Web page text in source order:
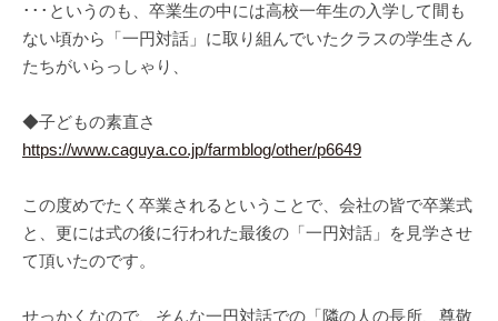
･･･というのも、卒業生の中には高校一年生の入学して間も
ない頃から「一円対話」に取り組んでいたクラスの学生さん
たちがいらっしゃり、
◆子どもの素直さ
https://www.caguya.co.jp/farmblog/other/p6649
この度めでたく卒業されるということで、会社の皆で卒業式
と、更には式の後に行われた最後の「一円対話」を見学させ
て頂いたのです。
せっかくなので、そんな一円対話での「隣の人の長所、尊敬